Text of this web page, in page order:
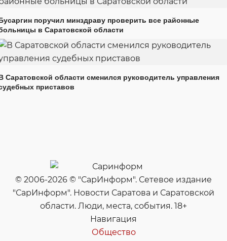
поручил минздраву проверить все районные
в Саратовской области
Саратовской области сменился руководитель управления
приставов
© 2006-2026 © "СарИнформ". Сетевое издание
"СарИнформ". Новости Саратова и Саратовской
области. Люди, места, события. 18+
Навигация
Общество